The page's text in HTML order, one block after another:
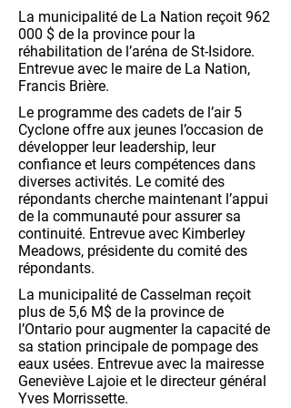
La municipalité de La Nation reçoit 962
000 $ de la province pour la
réhabilitation de l’aréna de St-Isidore.
Entrevue avec le maire de La Nation,
Francis Brière.
Le programme des cadets de l’air 5
Cyclone offre aux jeunes l’occasion de
développer leur leadership, leur
confiance et leurs compétences dans
diverses activités. Le comité des
répondants cherche maintenant l’appui
de la communauté pour assurer sa
continuité. Entrevue avec Kimberley
Meadows, présidente du comité des
répondants.
La municipalité de Casselman reçoit
plus de 5,6 M$ de la province de
l’Ontario pour augmenter la capacité de
sa station principale de pompage des
eaux usées. Entrevue avec la mairesse
Geneviève Lajoie et le directeur général
Yves Morrissette.